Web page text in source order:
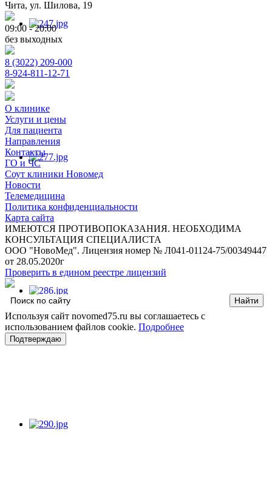
Чита, ул. Шилова, 19
09:00 - 20:00
без выходных
8 (3022) 209-000
8-924-811-12-71
О клинике
Услуги и цены
Для пациента
Направления
Контакты
ГО и ЧС
Соут клиники Новомед
Новости
Телемедицина
Политика конфиденциальности
Карта сайта
ИМЕЮТСЯ ПРОТИВОПОКАЗАНИЯ. НЕОБХОДИМА
КОНСУЛЬТАЦИЯ СПЕЦИАЛИСТА
ООО "НовоМед". Лицензия номер № Л041-01124-75/00349447
от 28.05.2020г
Проверить в едином реестре лицензий
Используя сайт novomed75.ru вы соглашаетесь с
использованием файлов cookie. Подробнее
Подтверждаю